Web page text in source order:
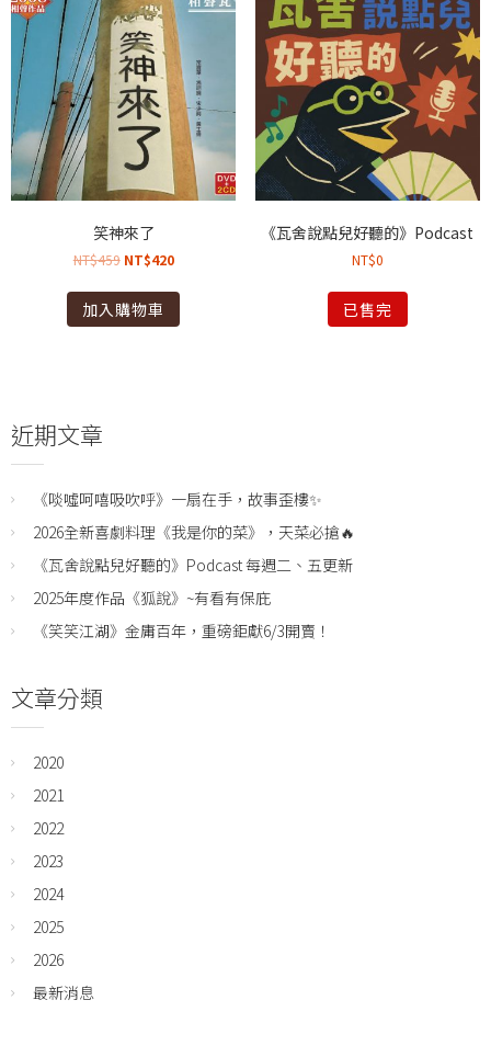
笑神來了
NT$459 NT$420
加入購物車
《瓦舍說點兒好聽的》Podcast
NT$0
已售完
近期文章
《啖噓呵嘻吸吹呼》一扇在手，故事歪樓✨
2026全新喜劇料理《我是你的菜》，天菜必搶🔥
《瓦舍說點兒好聽的》Podcast 每週二、五更新
2025年度作品《狐說》~有看有保庇
《笑笑江湖》金庸百年，重磅鉅獻6/3開賣！
文章分類
2020
2021
2022
2023
2024
2025
2026
最新消息